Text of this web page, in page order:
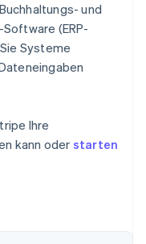
und
(ERP-
Systeme
Ihre
kann oderstarten